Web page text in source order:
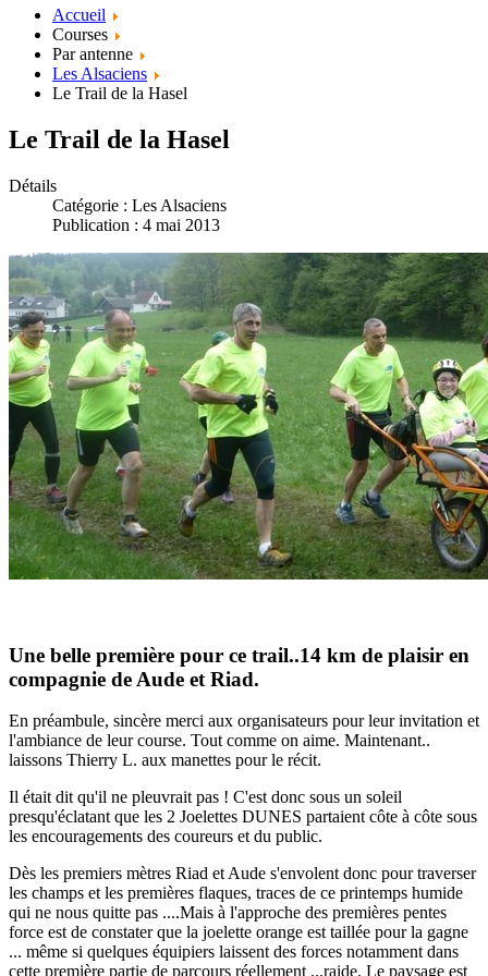
Accueil
Courses
Par antenne
Les Alsaciens
Le Trail de la Hasel
Le Trail de la Hasel
Détails
Catégorie : Les Alsaciens
Publication : 4 mai 2013
Une belle première pour ce trail..14 km de plaisir en
compagnie de Aude et Riad.
En préambule, sincère merci aux organisateurs pour leur invitation et
l'ambiance de leur course. Tout comme on aime. Maintenant..
laissons Thierry L. aux manettes pour le récit.
Il était dit qu'il ne pleuvrait pas ! C'est donc sous un soleil
presqu'éclatant que les 2 Joelettes DUNES partaient côte à côte sous
les encouragements des coureurs et du public.
Dès les premiers mètres Riad et Aude s'envolent donc pour traverser
les champs et les premières flaques, traces de ce printemps humide
qui ne nous quitte pas ....Mais à l'approche des premières pentes
force est de constater que la joelette orange est taillée pour la gagne
... même si quelques équipiers laissent des forces notamment dans
cette première partie de parcours réellement ...raide. Le paysage est